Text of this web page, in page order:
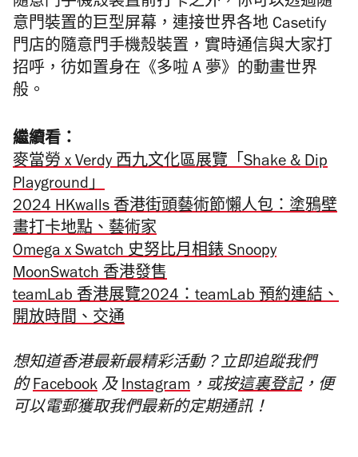
隨意門手機殼裝置前打卡之外，你可以透過隨
意門裝置的巨型屏幕，連接世界各地 Casetify
門店的隨意門手機殼裝置，實時通信與大家打
招呼，彷如置身在《多啦 A 夢》的動畫世界
般。
繼續看：
麥當勞 x Verdy 西九文化區展覽「Shake & Dip
Playground」
2024 HKwalls 香港街頭藝術節懶人包：塗鴉壁
畫打卡地點、藝術家
Omega x Swatch 史努比月相錶 Snoopy
MoonSwatch 香港發售
teamLab 香港展覽2024：teamLab 預約連結、
開放時間、交通
想知道香港最新最精彩活動？立即追蹤我們
的 Facebook 及 Instagram ，或按這裏登記，便
可以電郵獲取我們最新的定期通訊！